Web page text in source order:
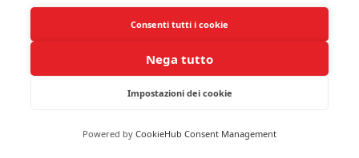
Ciò aiuterà a stabilire il tuoorologio biologico
migliorare la qualità complessiva del sonno. Tieni
creare un ambiente favorevole al
ulteriormente contribuire a minimizzare i
Consenti tutti i cookie
Nega tutto
Impostazioni dei cookie
Powered by CookieHub Consent Management